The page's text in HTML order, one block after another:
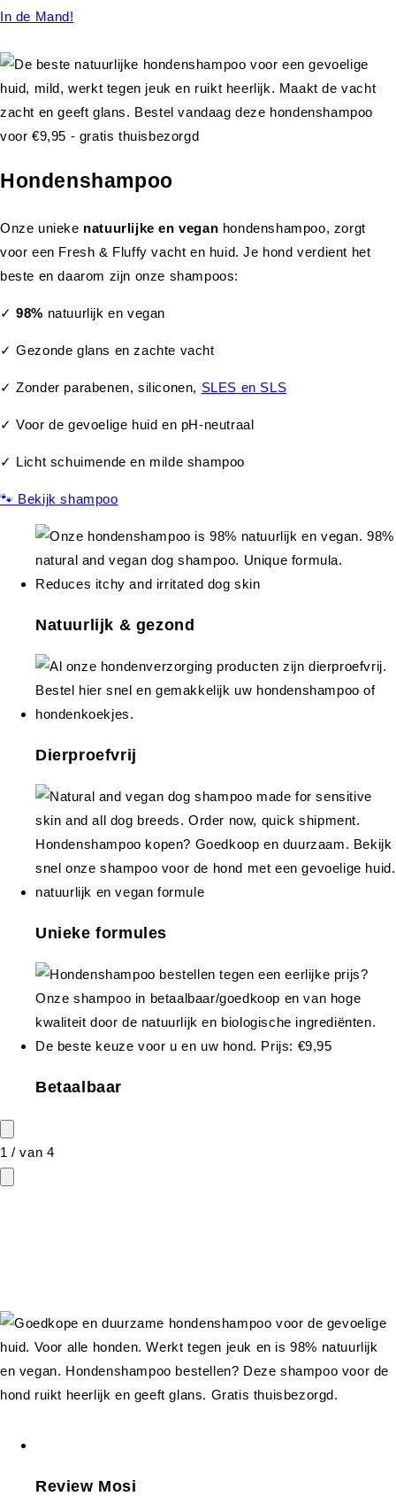
In de Mand!
Hondenshampoo
Onze unieke natuurlijke en vegan hondenshampoo, zorgt
voor een Fresh & Fluffy vacht en huid. Je hond verdient het
beste en daarom zijn onze shampoos:
✓98% natuurlijk en vegan
✓ Gezonde glans en zachte vacht
✓ Zonder parabenen, siliconen, SLES en SLS
✓ Voor de gevoelige huid en pH-neutraal
✓ Licht schuimende en milde shampoo
🐾 Bekijk shampoo
Natuurlijk & gezond
Dierproefvrij
Unieke formules
Betaalbaar
1 /van 4
Review Mosi